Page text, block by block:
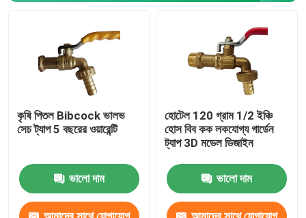
কৃষি পিতল Bibcock ভালভ
সেচ ট্যাপ 5 বছরের ওয়ারেন্টি
ভালো দাম
হোটেল 120 ​​গ্রাম 1/2 ইঞ্চি
হোস বিব কক লকযোগ্য গার্ডেন
ট্যাপ 3D মডেল ডিজাইন
ভালো দাম